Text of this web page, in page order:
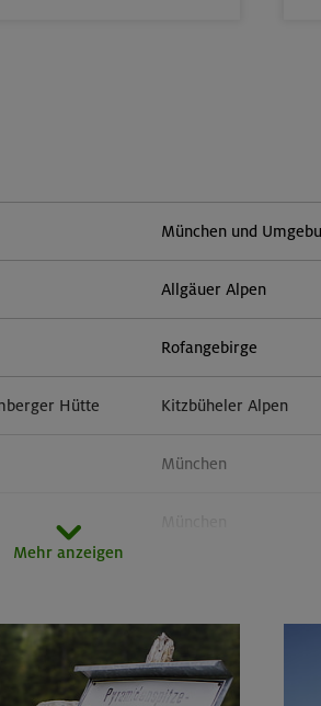
München und
Allgäuer Alpen
Rofangebirge
Hütte Kitzbüheler Alpen
München
Zillertaler Alpen
München
Mehr anzeigen